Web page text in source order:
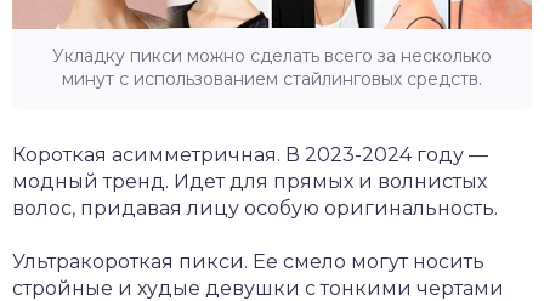
Укладку пикси можно сделать всего за несколько
минут с использованием стайлинговых средств.
Короткая асимметричная. В 2023-2024 году —
модный тренд. Идет для прямых и волнистых
волос, придавая лицу особую оригинальность.
Ультракороткая пикси. Ее смело могут носить
стройные и худые девушки с тонкими чертами